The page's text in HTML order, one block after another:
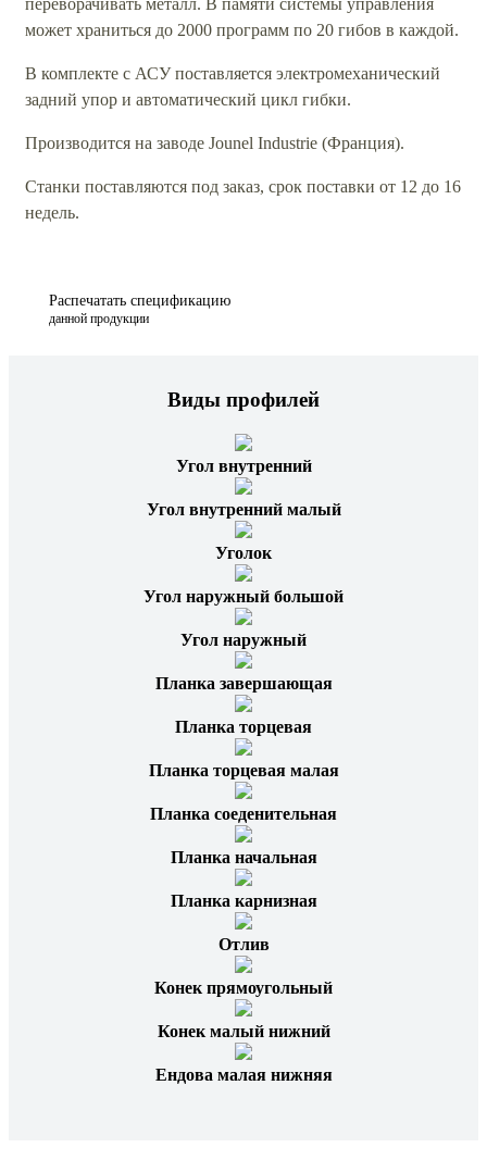
может храниться до 2000 программ по 20 гибов в каждой.
В комплекте с АСУ поставляется электромеханический
задний упор и автоматический цикл гибки.
Производится на заводе Jounel Industrie (Франция).
Станки поставляются под заказ, срок поставки от 12 до 16
недель.
Распечатать спецификацию
данной продукции
Виды профилей
Угол внутренний
Угол внутренний малый
Уголок
Угол наружный большой
Угол наружный
Планка завершающая
Планка торцевая
Планка торцевая малая
Планка соеденительная
Планка начальная
Планка карнизная
Отлив
Конек прямоугольный
Конек малый нижний
Ендова малая нижняя